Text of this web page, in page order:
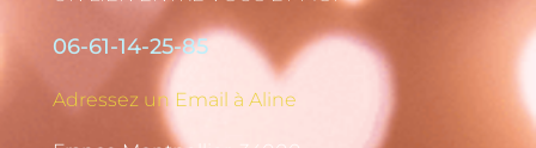
06-61-14-25-85
Adressez un Email à Aline